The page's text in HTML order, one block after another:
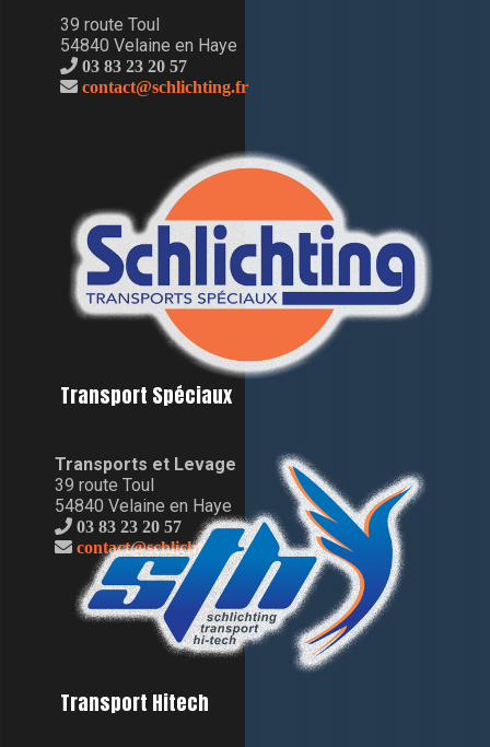
39 route Toul
54840 Velaine en Haye
03 83 23 20 57
contact@schlichting.fr
Transport Spéciaux
Transports et Levage
39 route Toul
54840 Velaine en Haye
03 83 23 20 57
contact@schlichting.fr
Transport Hitech